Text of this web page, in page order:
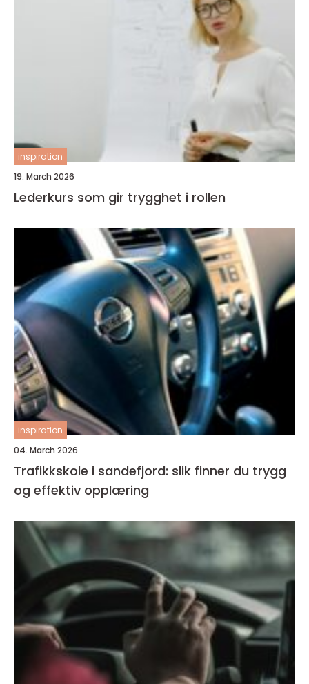
inspiration
19. March 2026
Lederkurs som gir trygghet i rollen
inspiration
04. March 2026
Trafikkskole i sandefjord: slik finner du trygg
og effektiv opplæring